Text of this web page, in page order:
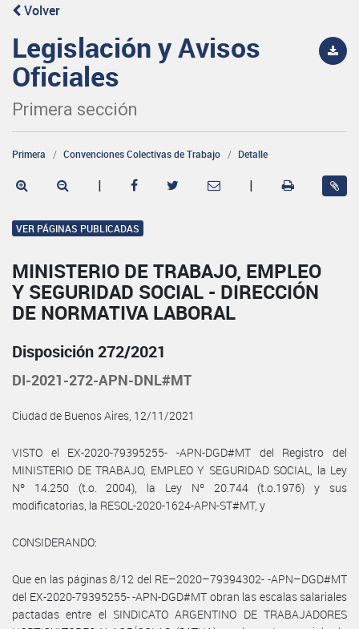
Volver
Legislación y Avisos
Oficiales
Primera sección
Primera Convenciones Colectivas de Trabajo Detalle
| |
VER PÁGINAS PUBLICADAS
MINISTERIO DE TRABAJO, EMPLEO
Y SEGURIDAD SOCIAL - DIRECCIÓN
DE NORMATIVA LABORAL
Disposición 272/2021
DI-2021-272-APN-DNL#MT
Ciudad de Buenos Aires, 12/11/2021
VISTO el EX-2020-79395255- -APN-DGD#MT del Registro del
MINISTERIO DE TRABAJO, EMPLEO Y SEGURIDAD SOCIAL, la Ley
Nº 14.250 (t.o. 2004), la Ley Nº 20.744 (t.o.1976) y sus
modificatorias, la RESOL-2020-1624-APN-ST#MT, y
CONSIDERANDO:
Que en las páginas 8/12 del RE–2020–79394302- -APN–DGD#MT
del EX-2020-79395255- -APN-DGD#MT obran las escalas salariales
pactadas entre el SINDICATO ARGENTINO DE TRABAJADORES